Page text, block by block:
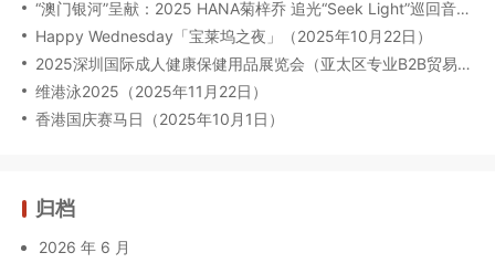
“澳门银河”呈献：2025 HANA菊梓乔 追光“Seek Light”巡回音乐会-澳门限定场（2025年9月27日）
Happy Wednesday「宝莱坞之夜」（2025年10月22日）
2025深圳国际成人健康保健用品展览会（亚太区专业B2B贸易展）（2025年09月17-19日）
维港泳2025（2025年11月22日）
香港国庆赛马日（2025年10月1日）
归档
2026 年 6 月